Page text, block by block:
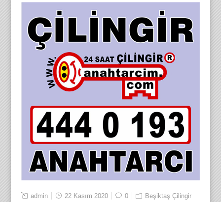
admin 22 Kasım 2020 0
Beşiktaş Çilingir